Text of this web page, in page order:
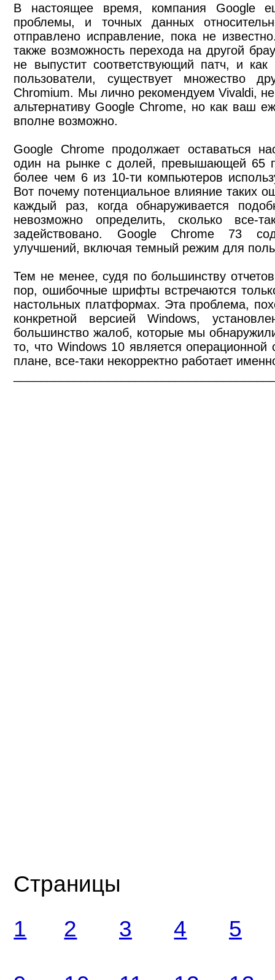
1 2 3 4 5
В настоящее время, компания Google
проблемы, и точных данных
отправлено исправление, пока не
также возможность перехода на другой
не выпустит соответствующий патч, и
пользователи, существует множество
Chromium. Мы лично рекомендуем Vivaldi,
альтернативу Google Chrome, но как ваш
вполне возможно.
Google Chrome продолжает оставаться
один на рынке с долей, превышающей 65
более чем 6 из 10-ти компьютеров
Вот почему потенциальное влияние таких
каждый раз, когда обнаруживается
невозможно определить, сколько все-
задействовано. Google Chrome 73
улучшений, включая темный режим для
Тем не менее, судя по большинству
пор, ошибочные шрифты встречаются
настольных платформах. Эта проблема,
конкретной версией Windows,
большинство жалоб, которые мы
то, что Windows 10 является
плане, все-таки некорректно работает
Страницы